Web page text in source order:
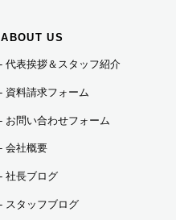
ABOUT US
代表挨拶＆スタッフ紹介
資料請求フォーム
お問い合わせフォーム
会社概要
社長ブログ
スタッフブログ